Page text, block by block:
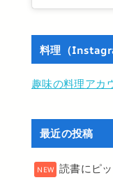
料理（
趣味の料理アカ
最近の投稿
読書にピ